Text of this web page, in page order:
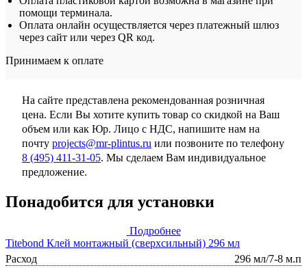
помощи терминала.
Оплата онлайн осуществляется через платежный шлюз
через сайт или через QR код.
Принимаем к оплате
На сайте представлена рекомендованная розничная
цена. Если Вы хотите купить товар со скидкой на Ваш
объем или как Юр. Лицо с НДС, напишите нам на
почту projects@mr-plintus.ru или позвоните по телефону
8 (495) 411-31-05. Мы сделаем Вам индивидуальное
предложение.
Понадобится для установки
Подробнее
Titebond Клей монтажный (сверхсильный) 296 мл
Расход
296 мл/7-8 м.п